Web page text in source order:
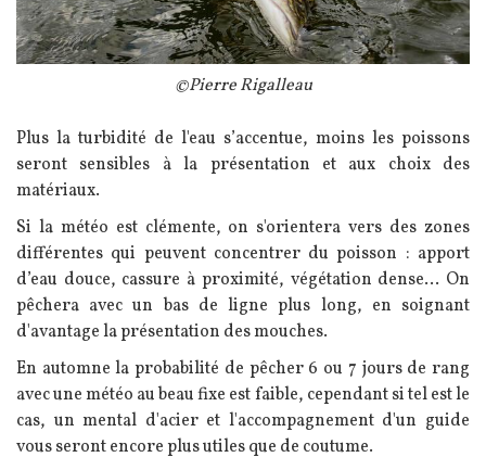
©Pierre Rigalleau
Texte
Plus la turbidité de l'eau s’accentue, moins les poissons
seront sensibles à la présentation et aux choix des
matériaux.
Si la météo est clémente, on s'orientera vers des zones
différentes qui peuvent concentrer du poisson : apport
d’eau douce, cassure à proximité, végétation dense… On
pêchera avec un bas de ligne plus long, en soignant
d'avantage la présentation des mouches.
En automne la probabilité de pêcher 6 ou 7 jours de rang
avec une météo au beau fixe est faible, cependant si tel est le
cas, un mental d'acier et l'accompagnement d'un guide
vous seront encore plus utiles que de coutume.